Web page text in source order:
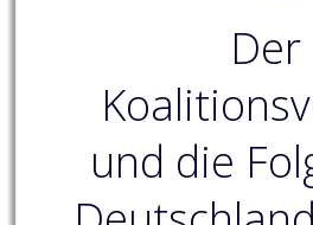
Der
und die